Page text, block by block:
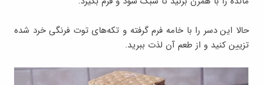
حالا این دسر را با خامه فرم گرفته و تکه‌های توت فرنگی خرد شده
تزیین کنید و از طعم آن لذت ببرید.